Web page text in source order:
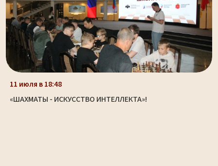
11 июля в 18:48
«ШАХМАТЫ - ИСКУССТВО ИНТЕЛЛЕКТА»!